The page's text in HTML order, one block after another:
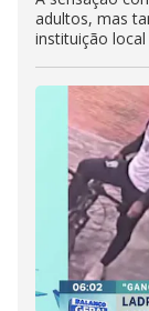
adultos, mas
instituição